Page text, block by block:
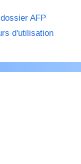
AFP
d'utilisation